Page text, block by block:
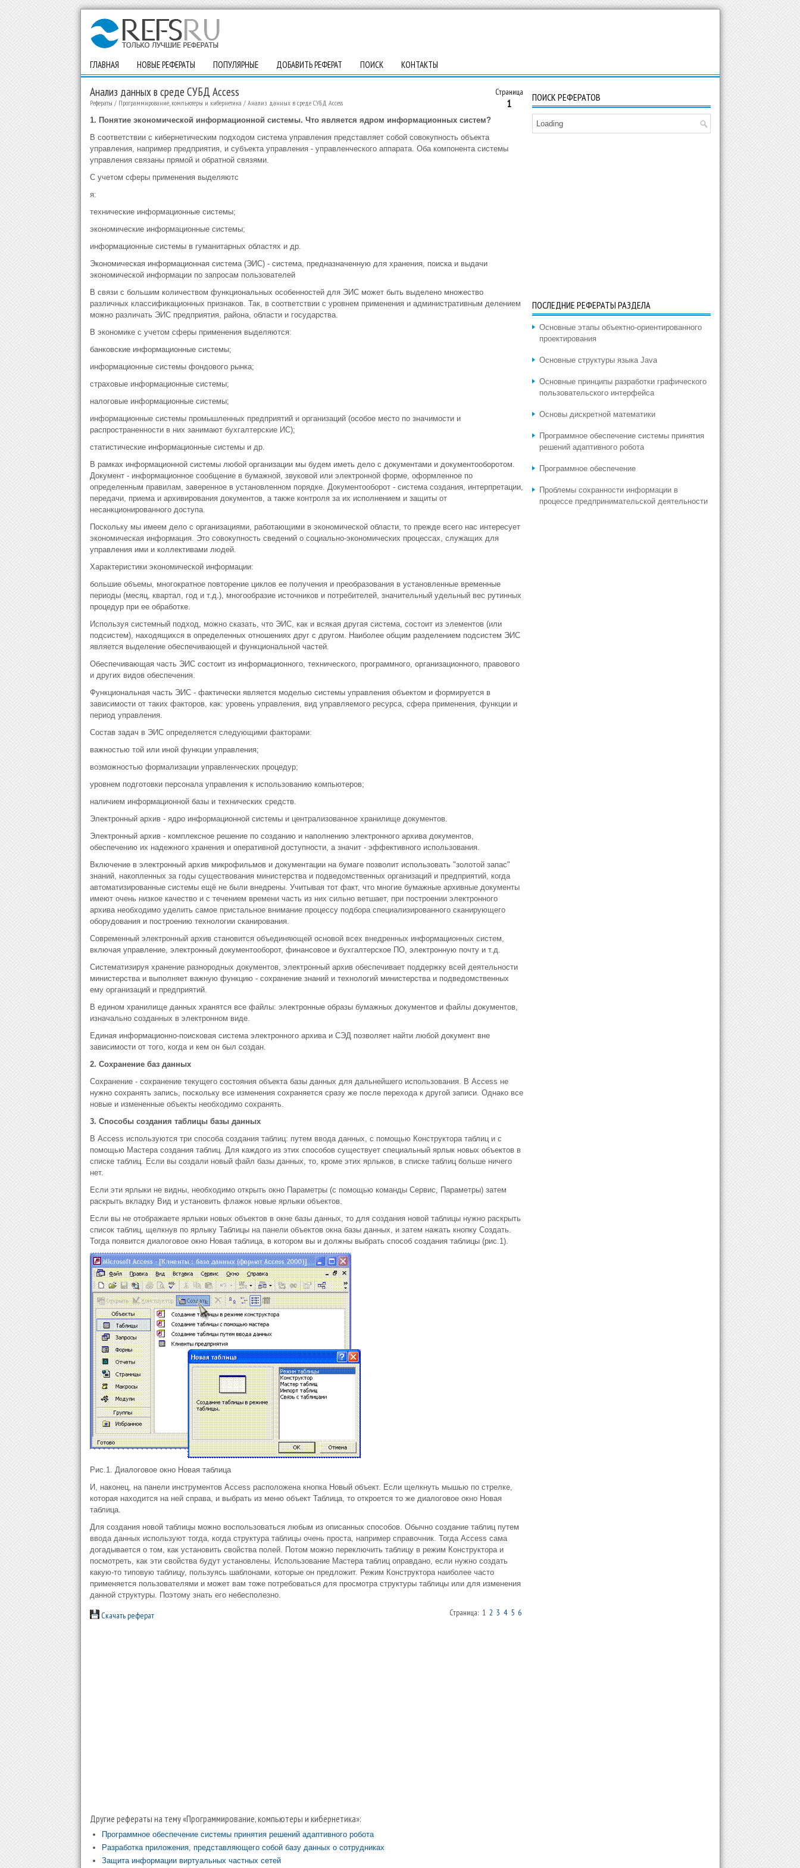
ГЛАВНАЯ НОВЫЕ РЕФЕРАТЫ ПОПУЛЯРНЫЕ ДОБАВИТЬ РЕФЕРАТ ПОИСК КОНТАКТЫ
Страница
1
Анализ данных в среде СУБД Access
Рефераты / Программирование, компьютеры и кибернетика / Анализ данных в среде СУБД Access
1. Понятие экономической информационной системы. Что является ядром информационных систем?
В соответствии с кибернетическим подходом система управления представляет собой совокупность объекта
управления, например предприятия, и субъекта управления - управленческого аппарата. Оба компонента системы
управления связаны прямой и обратной связями.
С учетом сферы применения выделяютс
я:
технические информационные системы;
экономические информационные системы;
информационные системы в гуманитарных областях и др.
Экономическая информационная система (ЭИС) - система, предназначенную для хранения, поиска и выдачи
экономической информации по запросам пользователей
В связи с большим количеством функциональных особенностей для ЭИС может быть выделено множество
различных классификационных признаков. Так, в соответствии с уровнем применения и административным делением
можно различать ЭИС предприятия, района, области и государства.
В экономике с учетом сферы применения выделяются:
банковские информационные системы;
информационные системы фондового рынка;
страховые информационные системы;
налоговые информационные системы;
информационные системы промышленных предприятий и организаций (особое место по значимости и
распространенности в них занимают бухгалтерские ИС);
статистические информационные системы и др.
В рамках информационной системы любой организации мы будем иметь дело с документами и документооборотом.
Документ - информационное сообщение в бумажной, звуковой или электронной форме, оформленное по
определенным правилам, заверенное в установленном порядке. Документооборот - система создания, интерпретации,
передачи, приема и архивирования документов, а также контроля за их исполнением и защиты от
несанкционированного доступа.
Поскольку мы имеем дело с организациями, работающими в экономической области, то прежде всего нас интересует
экономическая информация. Это совокупность сведений о социально-экономических процессах, служащих для
управления ими и коллективами людей.
Характеристики экономической информации:
большие объемы, многократное повторение циклов ее получения и преобразования в установленные временные
периоды (месяц, квартал, год и т.д.), многообразие источников и потребителей, значительный удельный вес рутинных
процедур при ее обработке.
Используя системный подход, можно сказать, что ЭИС, как и всякая другая система, состоит из элементов (или
подсистем), находящихся в определенных отношениях друг с другом. Наиболее общим разделением подсистем ЭИС
является выделение обеспечивающей и функциональной частей.
Обеспечивающая часть ЭИС состоит из информационного, технического, программного, организационного, правового
и других видов обеспечения.
Функциональная часть ЭИС - фактически является моделью системы управления объектом и формируется в
зависимости от таких факторов, как: уровень управления, вид управляемого ресурса, сфера применения, функции и
период управления.
Состав задач в ЭИС определяется следующими факторами:
важностью той или иной функции управления;
возможностью формализации управленческих процедур;
уровнем подготовки персонала управления к использованию компьютеров;
наличием информационной базы и технических средств.
Электронный архив - ядро информационной системы и централизованное хранилище документов.
Электронный архив - комплексное решение по созданию и наполнению электронного архива документов,
обеспечению их надежного хранения и оперативной доступности, а значит - эффективного использования.
Включение в электронный архив микрофильмов и документации на бумаге позволит использовать "золотой запас"
знаний, накопленных за годы существования министерства и подведомственных организаций и предприятий, когда
автоматизированные системы ещё не были внедрены. Учитывая тот факт, что многие бумажные архивные документы
имеют очень низкое качество и с течением времени часть из них сильно ветшает, при построении электронного
архива необходимо уделить самое пристальное внимание процессу подбора специализированного сканирующего
оборудования и построению технологии сканирования.
Современный электронный архив становится объединяющей основой всех внедренных информационных систем,
включая управление, электронный документооборот, финансовое и бухгалтерское ПО, электронную почту и т.д.
Систематизируя хранение разнородных документов, электронный архив обеспечивает поддержку всей деятельности
министерства и выполняет важную функцию - сохранение знаний и технологий министерства и подведомственных
ему организаций и предприятий.
В едином хранилище данных хранятся все файлы: электронные образы бумажных документов и файлы документов,
изначально созданных в электронном виде.
Единая информационно-поисковая система электронного архива и СЭД позволяет найти любой документ вне
зависимости от того, когда и кем он был создан.
2. Сохранение баз данных
Сохранение - сохранение текущего состояния объекта базы данных для дальнейшего использования. В Access не
нужно сохранять запись, поскольку все изменения сохраняется сразу же после перехода к другой записи. Однако все
новые и измененные объекты необходимо сохранять.
3. Способы создания таблицы базы данных
В Access используются три способа создания таблиц: путем ввода данных, с помощью Конструктора таблиц и с
помощью Мастера создания таблиц. Для каждого из этих способов существует специальный ярлык новых объектов в
списке таблиц. Если вы создали новый файл базы данных, то, кроме этих ярлыков, в списке таблиц больше ничего
нет.
Если эти ярлыки не видны, необходимо открыть окно Параметры (с помощью команды Сервис, Параметры) затем
раскрыть вкладку Вид и установить флажок новые ярлыки объектов.
Если вы не отображаете ярлыки новых объектов в окне базы данных, то для создания новой таблицы нужно раскрыть
список таблиц, щелкнув по ярлыку Таблицы на панели объектов окна базы данных, и затем нажать кнопку Создать.
Тогда появится диалоговое окно Новая таблица, в котором вы и должны выбрать способ создания таблицы (рис.1).
Рис.1. Диалоговое окно Новая таблица
И, наконец, на панели инструментов Access расположена кнопка Новый объект. Если щелкнуть мышью по стрелке,
которая находится на ней справа, и выбрать из меню объект Таблица, то откроется то же диалоговое окно Новая
таблица.
Для создания новой таблицы можно воспользоваться любым из описанных способов. Обычно создание таблиц путем
ввода данных используют тогда, когда структура таблицы очень проста, например справочник. Тогда Access сама
догадывается о том, как установить свойства полей. Потом можно переключить таблицу в режим Конструктора и
посмотреть, как эти свойства будут установлены. Использование Мастера таблиц оправдано, если нужно создать
какую-то типовую таблицу, пользуясь шаблонами, которые он предложит. Режим Конструктора наиболее часто
применяется пользователями и может вам тоже потребоваться для просмотра структуры таблицы или для изменения
данной структуры. Поэтому знать его небесполезно.
Скачать реферат Страница: 1 2 3 4 5 6
Другие рефераты на тему «Программирование, компьютеры и кибернетика»:
Программное обеспечение системы принятия решений адаптивного робота
Разработка приложения, представляющего собой базу данных о сотрудниках
Защита информации виртуальных частных сетей
ПОИСК РЕФЕРАТОВ
Loading
ПОСЛЕДНИЕ РЕФЕРАТЫ РАЗДЕЛА
Основные этапы объектно-ориентированного
проектирования
Основные структуры языка Java
Основные принципы разработки графического
пользовательского интерфейса
Основы дискретной математики
Программное обеспечение системы принятия
решений адаптивного робота
Программное обеспечение
Проблемы сохранности информации в
процессе предпринимательской деятельности